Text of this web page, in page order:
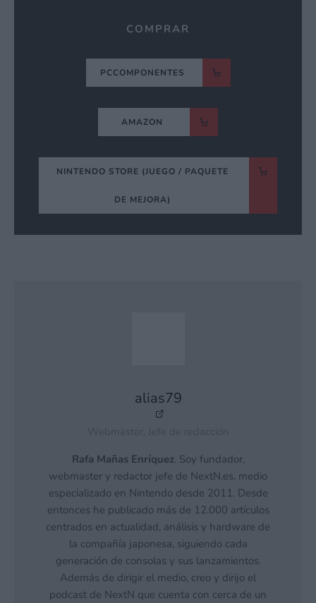
COMPRAR
PCCOMPONENTES
AMAZON
NINTENDO STORE (JUEGO / PAQUETE
DE MEJORA)
alias79
Rafa Mañas Enríquez. Soy fundador,
webmaster y redactor jefe de NextN.es, medio
especializado en Nintendo desde 2011. Desde
entonces he publicado más de 12.000 artículos
centrados en actualidad, análisis y hardware de
la compañía japonesa, siguiendo cada
generación de consolas y sus lanzamientos.
Además de dirigir el medio, creo y dirijo el
podcast de NextN que cuenta con cerca de un